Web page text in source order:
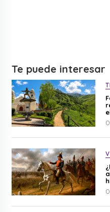
Te puede interesar